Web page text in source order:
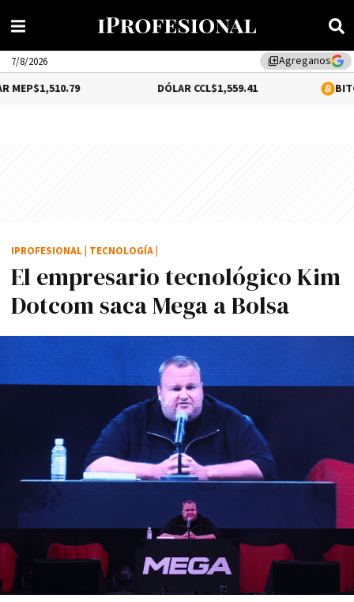
library_addAgreganos
7/8/2026
DÓLAR CCL$1,559.41 BITCOIN0.2%
El empresario tecnológico Kim
Dotcom saca Mega a Bolsa
IPROFESIONAL TECNOLOGÍA